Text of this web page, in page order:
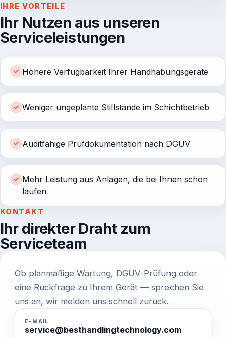
IHRE VORTEILE
Ihr Nutzen aus unseren
Serviceleistungen
✓ Höhere Verfügbarkeit Ihrer Handhabungsgeräte
✓ Weniger ungeplante Stillstände im Schichtbetrieb
✓ Auditfähige Prüfdokumentation nach DGUV
✓ Mehr Leistung aus Anlagen, die bei Ihnen schon
laufen
KONTAKT
Ihr direkter Draht zum
Serviceteam
Ob planmäßige Wartung, DGUV-Prüfung oder
eine Rückfrage zu Ihrem Gerät — sprechen Sie
uns an, wir melden uns schnell zurück.
E-MAIL
service@besthandlingtechnology.com